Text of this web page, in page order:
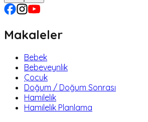
Makaleler
Bebek
Bebeveynlik
Çocuk
Doğum / Doğum Sonrası
Hamilelik
Hamilelik Planlama